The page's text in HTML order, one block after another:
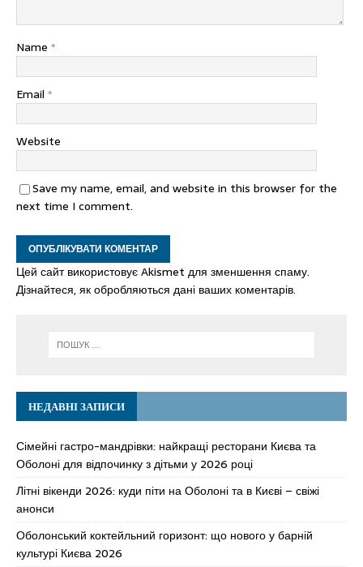
Name *
Email *
Website
Save my name, email, and website in this browser for the
next time I comment.
Цей сайт використовує Akismet для зменшення спаму.
Дізнайтеся, як обробляються дані ваших коментарів.
НЕДАВНІ ЗАПИСИ
Сімейні гастро-мандрівки: найкращі ресторани Києва та
Оболоні для відпочинку з дітьми у 2026 році
Літні вікенди 2026: куди піти на Оболоні та в Києві – свіжі
анонси
Оболонський коктейльний горизонт: що нового у барній
культурі Києва 2026